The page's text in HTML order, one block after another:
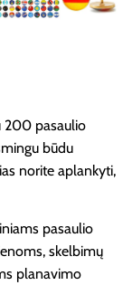
200 pasaulio
būdu
norite aplankyti,
pasaulio
skelbimų
planavimo